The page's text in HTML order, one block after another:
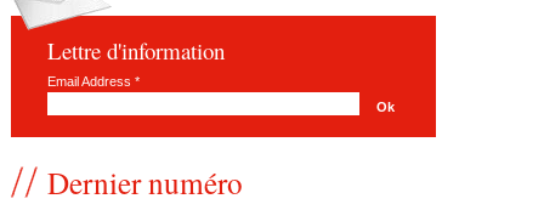
Lettre d'information
Email Address *
Dernier numéro